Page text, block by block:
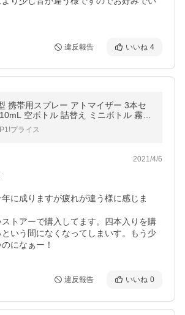
違反報告 いいね 4
携帯用スプレー アトマイザー 3本セ
空ボトル 詰替え ミニボトル 霧吹
器 スプレーボトル 旅行 送料無料 50
帯用ペン型ボトル
プライス
2021/4/6
に成りますが疲れが違う様に感じま
トアーで購入してます。四本入りを購
という間になくなってしまいす。もう少
になぁー！
違反報告 いいね 0